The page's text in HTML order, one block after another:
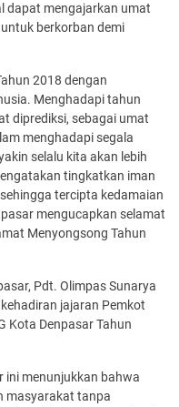
dapat mengajarkan umat
berkorban demi
2018 dengan
Menghadapi tahun
diprediksi, sebagai umat
menghadapi segala
selalu kita akan lebih
tingkatkan iman
tercipta kedamaian
mengucapkan selamat
Menyongsong Tahun
Pdt. Olimpas Sunarya
jajaran Pemkot
Kota Denpasar Tahun
ini menunjukkan bahwa
masyarakat tanpa